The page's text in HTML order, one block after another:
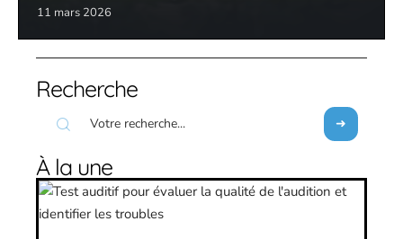
11 mars 2026
Recherche
À la une